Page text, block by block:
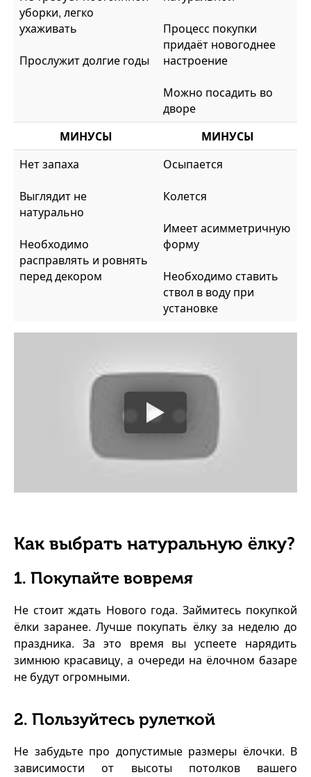
уборки, легко
ухаживать
Прослужит долгие годы
Процесс покупки
придаёт новогоднее
настроение
Можно посадить во
дворе
МИНУСЫ
МИНУСЫ
Нет запаха
Выглядит не
натурально
Необходимо
расправлять и ровнять
перед декором
Осыпается
Колется
Имеет асимметричную
форму
Необходимо ставить
ствол в воду при
установке
Как выбрать натуральную ёлку?
1. Покупайте вовремя
Не стоит ждать Нового года. Займитесь покупкой
ёлки заранее. Лучше покупать ёлку за неделю до
праздника. За это время вы успеете нарядить
зимнюю красавицу, а очереди на ёлочном базаре
не будут огромными.
2. Пользуйтесь рулеткой
Не забудьте про допустимые размеры ёлочки. В
зависимости от высоты потолков вашего